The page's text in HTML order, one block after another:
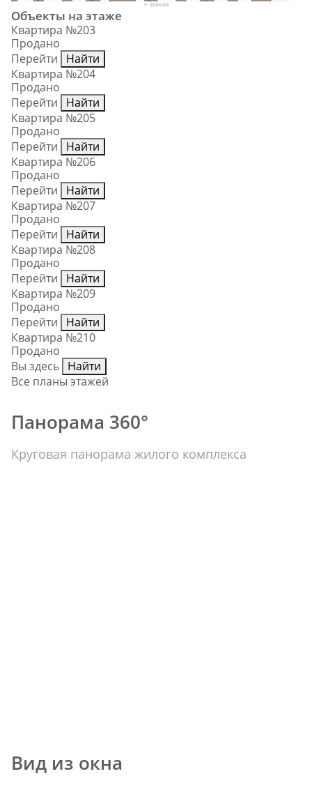
Школа
Объекты на этаже
Квартира №203
Продано
Перейти
Найти
Квартира №204
Продано
Перейти
Найти
Квартира №205
Продано
Перейти
Найти
Квартира №206
Продано
Перейти
Найти
Квартира №207
Продано
Перейти
Найти
Квартира №208
Продано
Перейти
Найти
Квартира №209
Продано
Перейти
Найти
Квартира №210
Продано
Вы здесь Найти
Все планы этажей
Панорама 360°
Круговая панорама жилого комплекса
Вид из окна